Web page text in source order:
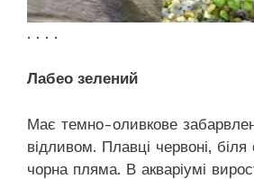
. . . .
Лабео зелений
Має темно-оливкове
відливом. Плавці червоні,
чорна пляма. В акваріумі